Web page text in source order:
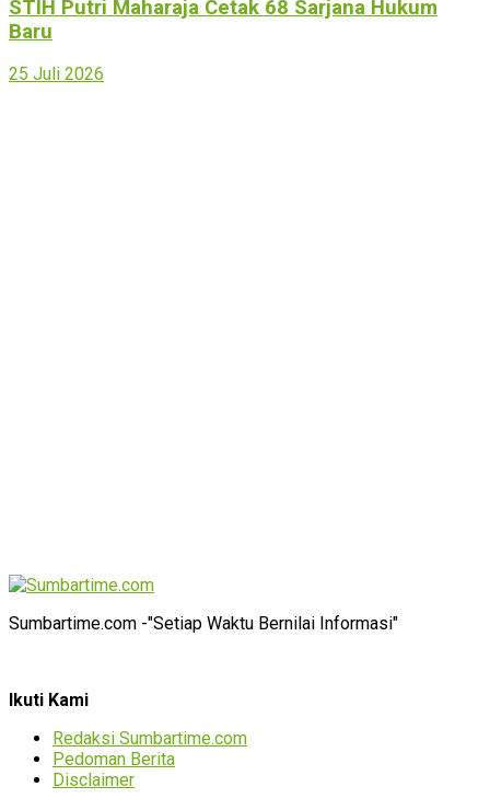
STIH Putri Maharaja Cetak 68 Sarjana Hukum
Baru
25 Juli 2026
Sumbartime.com -"Setiap Waktu Bernilai Informasi"
Ikuti Kami
Redaksi Sumbartime.com
Pedoman Berita
Disclaimer